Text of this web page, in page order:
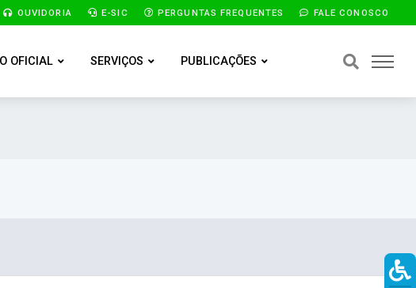
OUVIDORIA E-SIC PERGUNTAS FREQUENTES FALE CONOSCO
OFICIAL SERVIÇOS PUBLICAÇÕES